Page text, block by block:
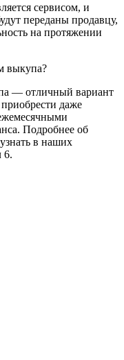
сервисом, и
переданы продавцу,
на протяжении
выкупа?
— отличный вариант
даже
Подробнее об
в наших
6.